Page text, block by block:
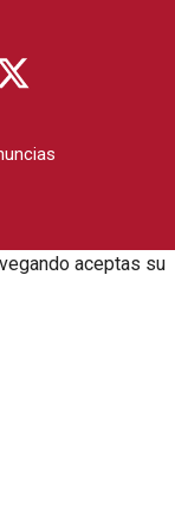
aceptas su